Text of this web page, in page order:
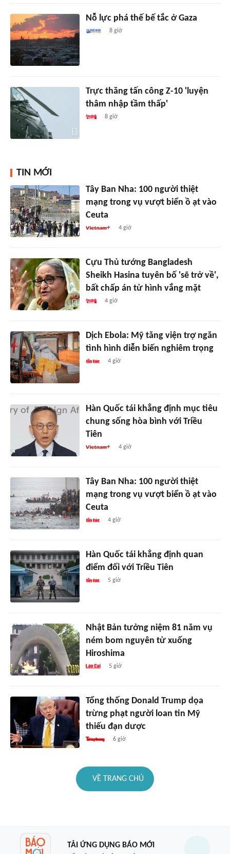
Nỗ lực phá thế bế tắc ở Gaza
8 giờ
Trực thăng tấn công Z-10 'luyện
thâm nhập tầm thấp'
8 giờ
TIN MỚI
Tây Ban Nha: 100 người thiệt
mạng trong vụ vượt biển ồ ạt vào
Ceuta
4 giờ
Cựu Thủ tướng Bangladesh
Sheikh Hasina tuyên bố 'sẽ trở về',
bất chấp án tử hình vắng mặt
4 giờ
Dịch Ebola: Mỹ tăng viện trợ ngăn
tình hình diễn biến nghiêm trọng
4 giờ
Hàn Quốc tái khẳng định mục tiêu
chung sống hòa bình với Triều
Tiên
4 giờ
Tây Ban Nha: 100 người thiệt
mạng trong vụ vượt biển ồ ạt vào
Ceuta
4 giờ
Hàn Quốc tái khẳng định quan
điểm đối với Triều Tiên
5 giờ
Nhật Bản tưởng niệm 81 năm vụ
ném bom nguyên tử xuống
Hiroshima
5 giờ
Tổng thống Donald Trump dọa
trừng phạt người loan tin Mỹ
thiếu đạn dược
6 giờ
VỀ TRANG CHỦ
TẢI ỨNG DỤNG BÁO MỚI